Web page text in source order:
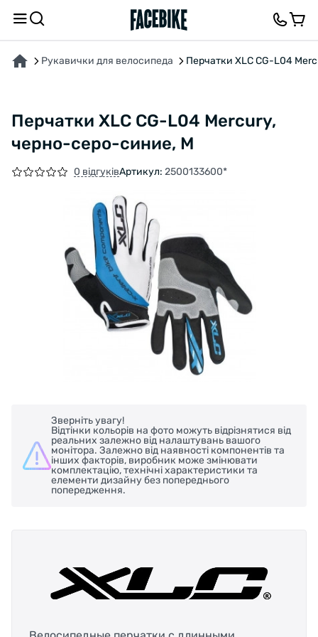
Рукавички для велосипеда Перчатки XLC CG-L04
Перчатки XLC CG-L04 Mercury,
черно-серо-синие, M
0 відгуківАртикул: 2500133600*
Зверніть увагу!
Відтінки кольорів на фото можуть відрізнятися від
реальних залежно від налаштувань вашого
монітора. Залежно від наявності компонентів та
інших факторів, виробник може змінювати
комплектацію, технічні характеристики та
елементи дизайну без попереднього
попередження.
ПРО ТОВАР ВІДГУКИ ТА ЗАПИТАННЯ